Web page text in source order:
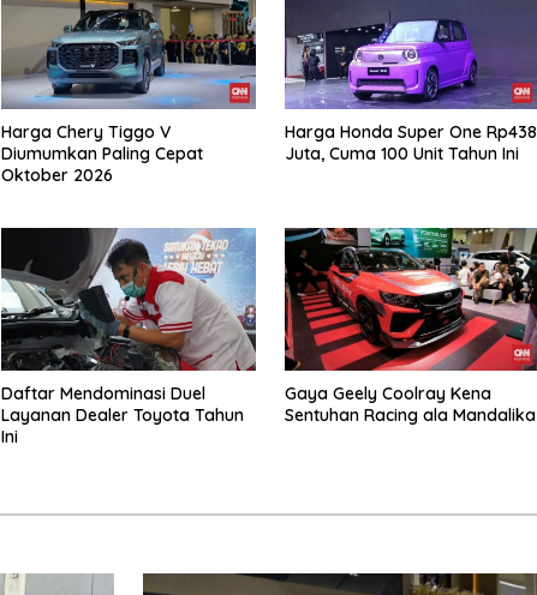
Harga Chery Tiggo V
Diumumkan Paling Cepat
Oktober 2026
Harga Honda Super One Rp438
Juta, Cuma 100 Unit Tahun Ini
Daftar Mendominasi Duel
Layanan Dealer Toyota Tahun
Ini
Gaya Geely Coolray Kena
Sentuhan Racing ala Mandalika